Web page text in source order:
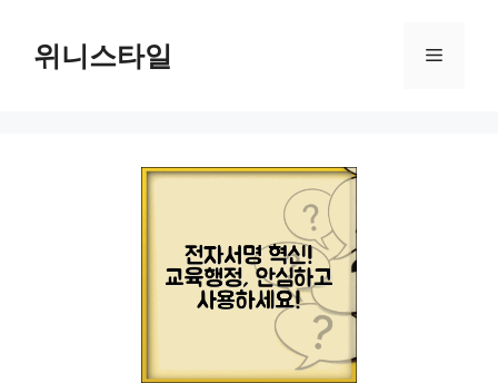
위니스타일 메